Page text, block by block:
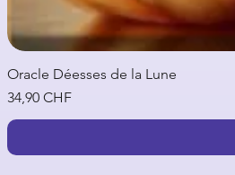
Oracle Déesses de la Lune
Prix
34,90 CHF